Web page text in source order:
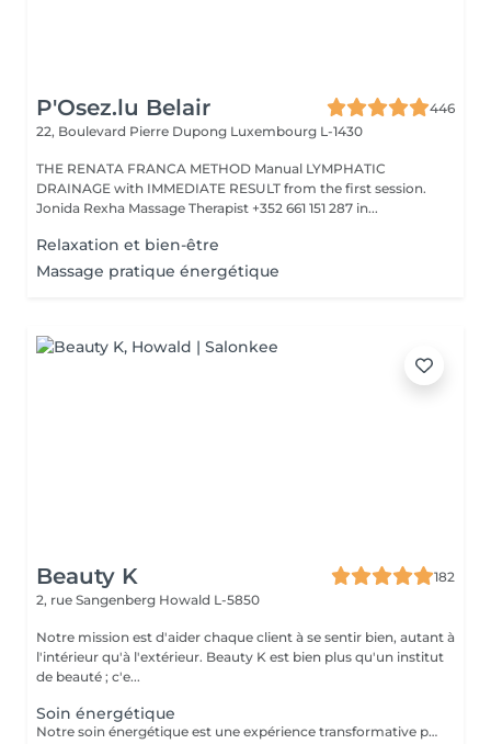
P'Osez.lu Belair
446
22, Boulevard Pierre Dupong Luxembourg L-1430
THE RENATA FRANCA METHOD Manual LYMPHATIC
DRAINAGE with IMMEDIATE RESULT from the first session.
Jonida Rexha Massage Therapist +352 661 151 287 in...
Relaxation et bien-être
Massage pratique énergétique
Beauty K
182
2, rue Sangenberg Howald L-5850
Notre mission est d'aider chaque client à se sentir bien, autant à
l'intérieur qu'à l'extérieur. Beauty K est bien plus qu'un institut
de beauté ; c'e...
Soin énergétique
Notre soin énergétique est une expérience transformative pour libérer blocages et tensions, tout en cultivant une paix intérieure profonde. Ce traitement unique agit sur les énergies environnantes et utilise des techniques éprouvées pour harmoniser l'énergie vitale de votre corps. Avec une approche holistique, nous ciblons les déséquilibres énergétiques qui influent sur votre santé physique et émotionnelle. Basée sur l'interaction avec les champs énergétiques, cette méthode restaure l'équilibre entre corps, esprit et âme. Ce soin, apaisant et régénérant, stimule vos capacités naturelles d'auto-guérison, renforçant vitalité et clarté mentale. Idéal pour se sentir revitalisé, allégé du quotidien, et en harmonie avec soi-même.